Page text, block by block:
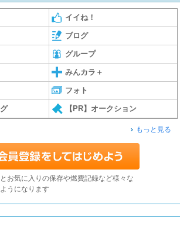
イイね！
ブログ
グループ
みんカラ＋
フォト
【PR】オークション
もっと見る
お気に入りの保存や燃費記録など様々な
うになります